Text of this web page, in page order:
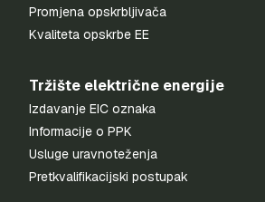
Promjena opskrbljivača
Kvaliteta opskrbe EE
Tržište električne energije
Izdavanje EIC oznaka
Informacije o PPK
Usluge uravnoteženja
Pretkvalifikacijski postupak